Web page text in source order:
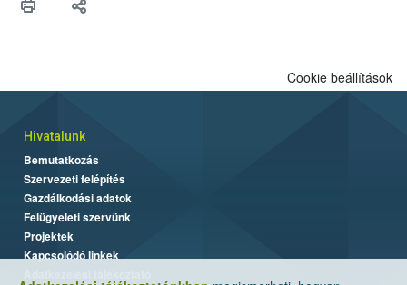
Cookie beállítások
Hivatalunk
Bemutatkozás
Szervezeti felépítés
Gazdálkodási adatok
Felügyeleti szervünk
Projektek
Kapcsolódó linkek